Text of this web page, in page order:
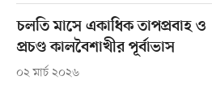
চলতি মাসে একাধিক তাপপ্রবাহ ও
প্রচণ্ড কালবৈশাখীর পূর্বাভাস
০২ মার্চ ২০২৬